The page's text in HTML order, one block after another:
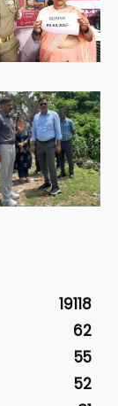
19118
62
55
52